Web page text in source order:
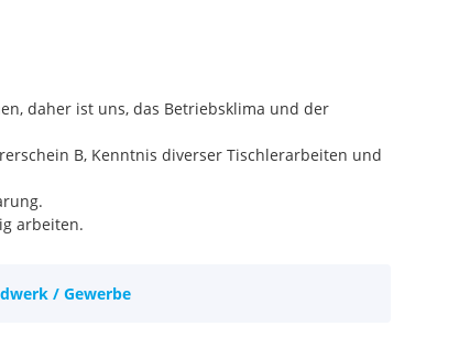
daher ist uns, das Betriebsklima und der
B, Kenntnis diverser Tischlerarbeiten und
arbeiten.
/ Gewerbe